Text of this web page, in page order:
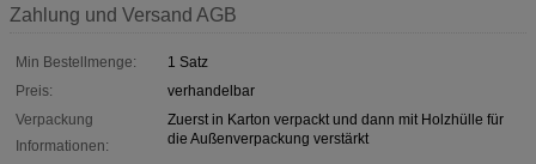
Zahlung und Versand AGB
Min Bestellmenge:
1 Satz
Preis:
verhandelbar
Verpackung
Informationen:
Zuerst in Karton verpackt und dann mit Holzhülle für
die Außenverpackung verstärkt